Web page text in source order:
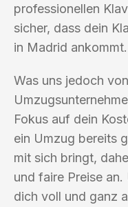
professionellen
sicher, dass dein
in Madrid ankommt.
Was uns jedoch
Fokus auf dein
ein Umzug bereits
mit sich bringt,
und faire Preise
dich voll und ganz